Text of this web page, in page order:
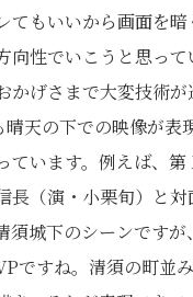
てもいいから画面を暗
向性でいこうと思っ
かげさまで大変技術
晴天の下での映像が表
ています。例えば、第
長（演・小栗旬）と
須城下のシーンですが
ですね。清須の町並